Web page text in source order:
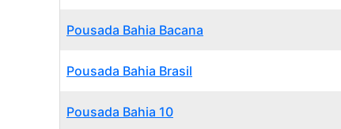
Pousada Bahia Bacana
Pousada Bahia Brasil
Pousada Bahia 10